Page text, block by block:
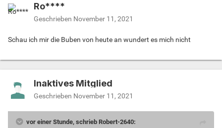
Ro****
Geschrieben November 11, 2021
Schau ich mir die Buben von heute an wundert es mich nicht
Inaktives Mitglied
Geschrieben November 11, 2021
vor einer Stunde, schrieb Robert-2640: